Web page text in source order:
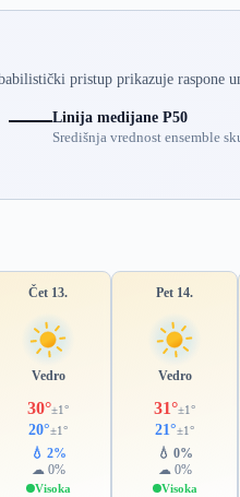
pristup prikazuje raspone
Linija medijane P50
Središnja vrednost ensemble
Čet 13.
Vedro
30°±1°
20°±1°
💧 2%
☁ 0%
Visoka
Pet 14.
Vedro
31°±1°
21°±1°
💧 0%
☁ 0%
Visoka